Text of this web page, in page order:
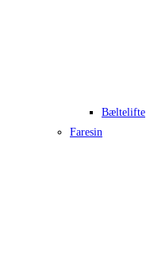
Bæltelifte
Faresin